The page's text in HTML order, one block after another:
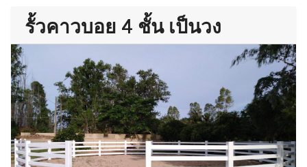
รั้วคาวบอย 4 ชั้น เป็นวง